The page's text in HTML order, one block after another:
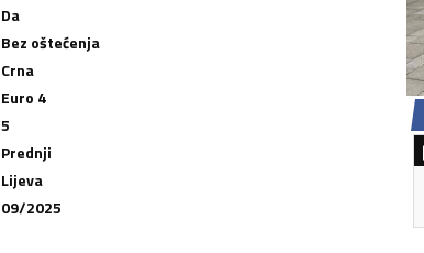
Da
Bez oštećenja
Crna
Euro 4
5
Prednji
Lijeva
09/2025